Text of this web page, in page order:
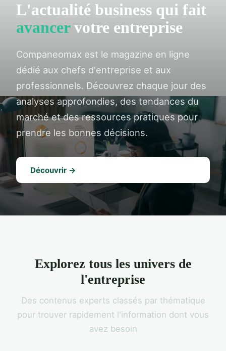
L'actualité business qui fait
avancervotre entreprise
Companeomax est le magazine en ligne
dédié aux chefs d'entreprise et aux
professionnels. Découvrez chaque jour des
analyses approfondies, des tendances du
marché et des ressources pratiques pour
prendre les bonnes décisions.
Découvrir →
Explorez tous les univers de
l'entreprise
Des contenus experts classés par thématique
pour trouver rapidement l'information dont vous
avez besoin